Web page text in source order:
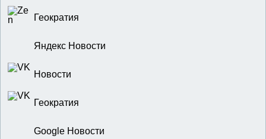
Геократия
Яндекс Новости
Новости
Геократия
Google Новости